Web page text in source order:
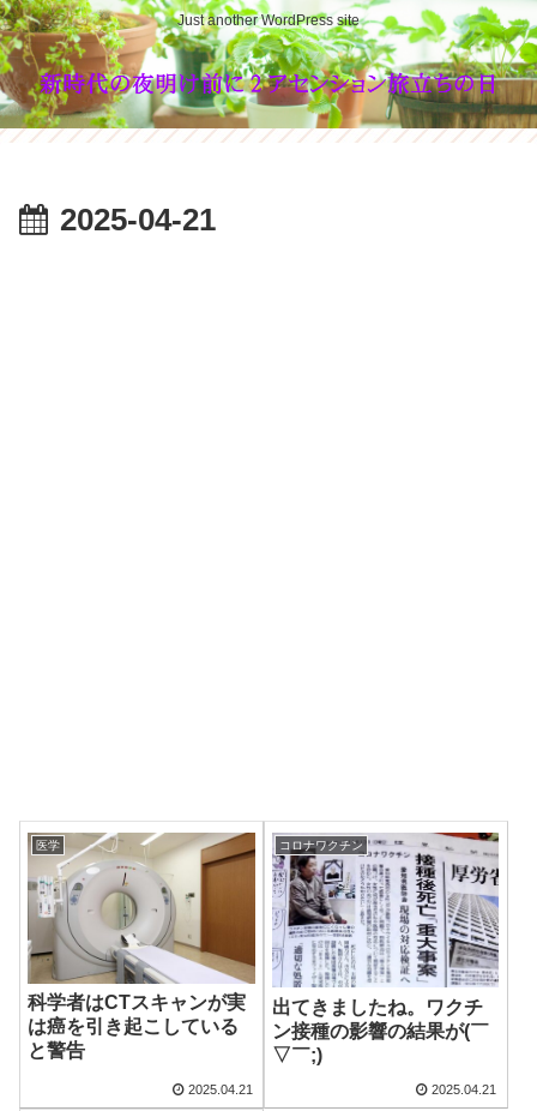
Just another WordPress site
2025-04-21
医学
科学者はCTスキャンが実
は癌を引き起こしている
と警告
2025.04.21
コロナワクチン
出てきましたね。ワクチ
ン接種の影響の結果が(￣
▽￣;)
2025.04.21